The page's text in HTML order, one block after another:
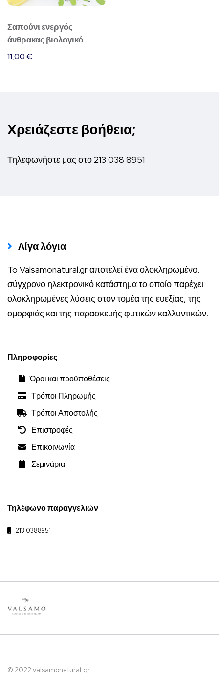
Σαπούνι ενεργός
άνθρακας βιολογικό
11,00€
Χρειάζεστε βοήθεια;
Τηλεφωνήστε μας στο 213 038 8951
Λίγα λόγια
To Valsamonatural.gr αποτελεί ένα ολοκληρωμένο,
σύγχρονο ηλεκτρονικό κατάστημα το οποίο παρέχει
ολοκληρωμένες λύσεις στον τομέα της ευεξίας, της
ομορφιάς και της παρασκευής φυτικών καλλυντικών.
Πληροφορίες
Όροι και προϋποθέσεις
Τρόποι Πληρωμής
Τρόποι Αποστολής
Επιστροφές
Επικοινωνία
Σεμινάρια
Τηλέφωνο παραγγελιών
213 0388951
© 2022 valsamonatural.gr